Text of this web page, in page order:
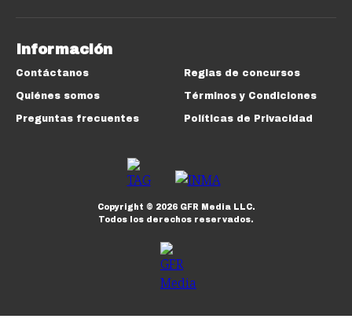
Información
Contáctanos
Quiénes somos
Preguntas frecuentes
Reglas de concursos
Términos y Condiciones
Políticas de Privacidad
Copyright © 2026GFR Media LLC.
Todos los derechos reservados.